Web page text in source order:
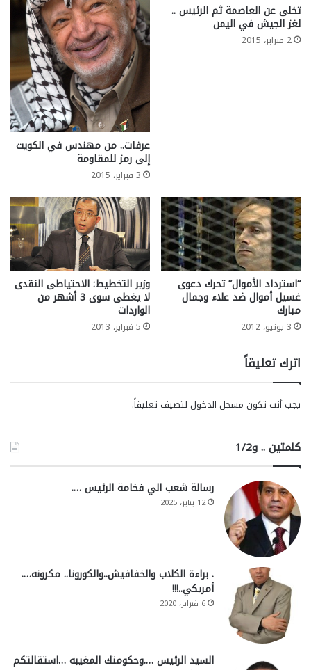
تخلى عن العاصمة ثم الرئيس ..
لغز الجيش في اليمن
2 فبراير، 2015
عرفات.. من مهندس في الكويت
إلى رمز للمقاومة
3 فبراير، 2015
“استرداد الأموال” تحرك دعوى
غسيل أموال ضد علاء وجمال
مبارك
3 يونيو، 2012
وزير التخطيط: الاحتياطى النقدى
لا يغطى سوى 3 أشهر من
الواردات
5 فبراير، 2013
اترك تعليقاً
يجب أنت تكون مسجل الدخول لتضيف تعليقاً.
كلمتين .. و1/2
رسالة شعب الي فخامة الرئيس ….
12 يناير، 2025
. براءة الكلاب والخفافيش..والكورونا.. مكرونه….
أمريكي..!!!
6 فبراير، 2020
السيد الرئيس ….وحكومتك المغيبه …استقالتكم